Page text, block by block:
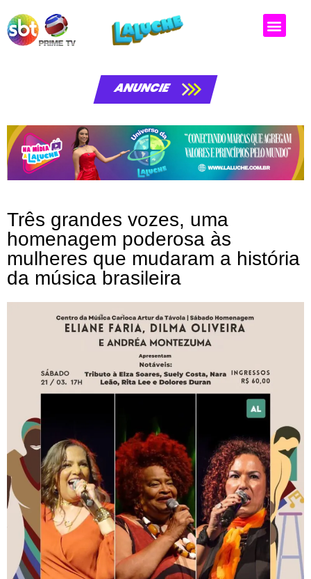
ANUNCIE
Três grandes vozes, uma
homenagem poderosa às
mulheres que mudaram a história
da música brasileira